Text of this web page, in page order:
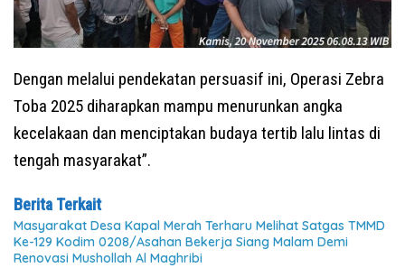
Dengan melalui pendekatan persuasif ini, Operasi Zebra
Toba 2025 diharapkan mampu menurunkan angka
kecelakaan dan menciptakan budaya tertib lalu lintas di
tengah masyarakat”.
Berita Terkait
Masyarakat Desa Kapal Merah Terharu Melihat Satgas TMMD
Ke-129 Kodim 0208/Asahan Bekerja Siang Malam Demi
Renovasi Mushollah Al Maghribi